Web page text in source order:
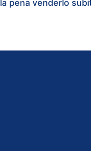
la pena venderlo